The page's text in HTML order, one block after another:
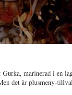
marinerad i en
det är plusmeny-